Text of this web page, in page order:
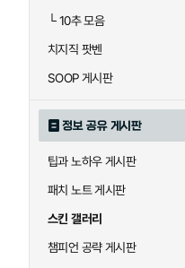
└10추 모음
치지직 팟벤
SOOP 게시판
정보 공유 게시판
팁과 노하우 게시판
패치 노트 게시판
스킨 갤러리
챔피언 공략 게시판